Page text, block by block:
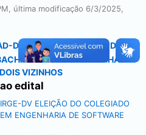
, última modificação 6/3/2025,
DV/DIRGE-DV ELEIÇÃO DO
EM ENGENHARIA
VIZINHOS
edital
DV ELEIÇÃO DO COLEGIADO
ENGENHARIA DE SOFTWARE